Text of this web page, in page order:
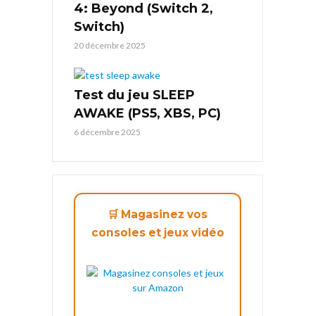
4: Beyond (Switch 2,
Switch)
20 décembre 2025
Test du jeu SLEEP
AWAKE (PS5, XBS, PC)
6 décembre 2025
🛒 Magasinez vos
consoles et jeux vidéo